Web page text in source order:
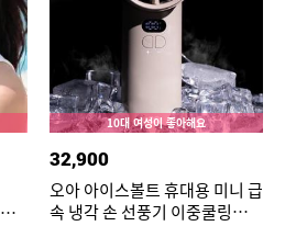
10대 여성이 좋아해요
32,900
오아 아이스볼트 휴대용 미니 급
속 냉각 손 선풍기 이중쿨링